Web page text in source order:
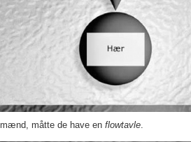
måtte de have en flowtavle